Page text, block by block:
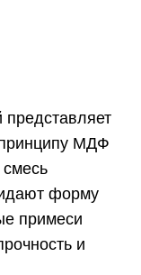
МДФ
форму
примеси
и